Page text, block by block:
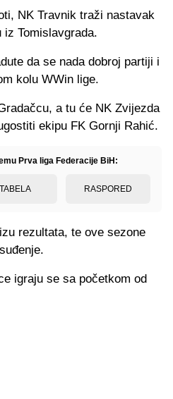
NK Travnik traži nastavak
Tomislavgrada.
da se nada dobroj partiji i
kolu WWin lige.
a tu će NK Zvijezda
ekipu FK Gornji Rahić.
Prva liga Federacije BiH:
TABELA RASPORED
rezultata, te ove sezone
igraju se sa početkom od